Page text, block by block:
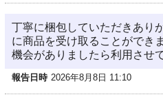
丁寧に梱包していただきあり
に商品を受け取ることができ
機会がありましたら利用させ
報告日時 2026年8月8日 11:10